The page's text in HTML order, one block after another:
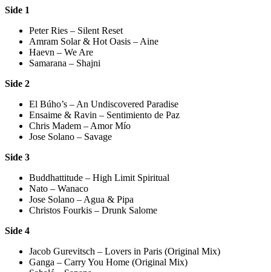
Side 1
Peter Ries – Silent Reset
Amram Solar & Hot Oasis – Aine
Haevn – We Are
Samarana – Shajni
Side 2
El Búho’s – An Undiscovered Paradise
Ensaime & Ravin – Sentimiento de Paz
Chris Madem – Amor Mío
Jose Solano – Savage
Side 3
Buddhattitude – High Limit Spiritual
Nato – Wanaco
Jose Solano – Agua & Pipa
Christos Fourkis – Drunk Salome
Side 4
Jacob Gurevitsch – Lovers in Paris (Original Mix)
Ganga – Carry You Home (Original Mix)